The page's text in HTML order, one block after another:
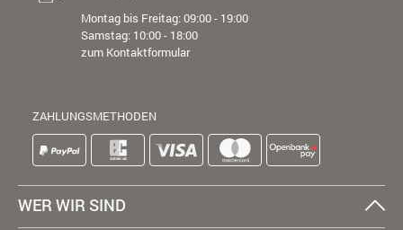
Montag bis Freitag: 09:00 - 19:00
Samstag: 10:00 - 18:00
zum Kontaktformular
ZAHLUNGSMETHODEN
WER WIR SIND